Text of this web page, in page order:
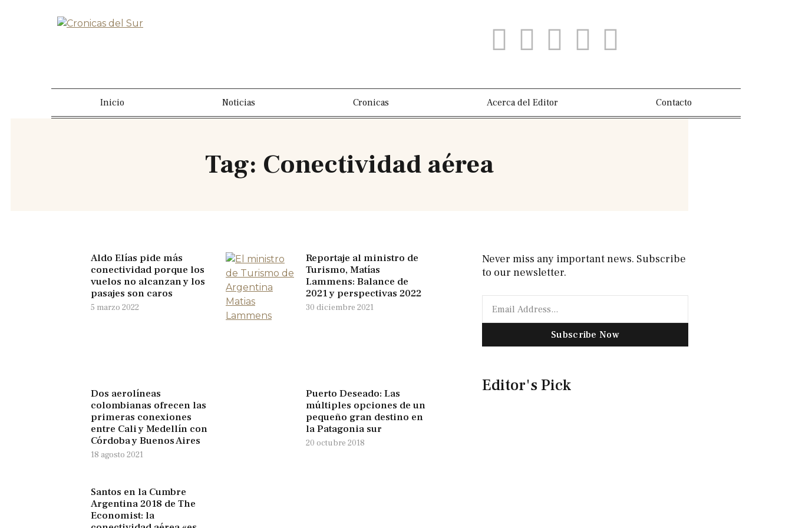
Inicio Noticias Cronicas Acerca del Editor Contacto
Tag: Conectividad aérea
Aldo Elías pide más
conectividad porque los
vuelos no alcanzan y los
pasajes son caros
5 marzo 2022
Reportaje al ministro de
Turismo, Matías
Lammens: Balance de
2021 y perspectivas 2022
30 diciembre 2021
Dos aerolíneas
colombianas ofrecen las
primeras conexiones
entre Cali y Medellín con
Córdoba y Buenos Aires
18 agosto 2021
Puerto Deseado: Las
múltiples opciones de un
pequeño gran destino en
la Patagonia sur
20 octubre 2018
Santos en la Cumbre
Argentina 2018 de The
Economist: la
Never miss any important news. Subscribe
to our newsletter.
Subscribe Now
Editor's Pick